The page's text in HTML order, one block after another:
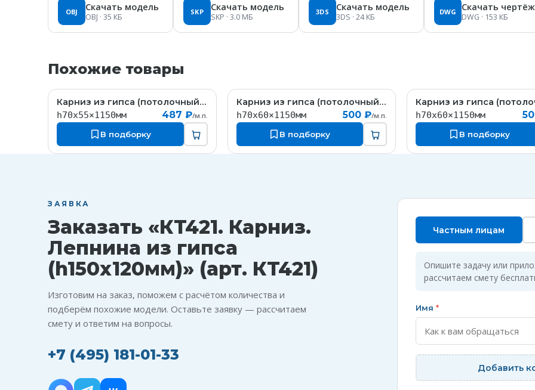
OBJ Скачать модель
OBJ · 35 КБ
SKP Скачать модель
SKP · 3.0 МБ
3DS Скачать модель
3DS · 24 КБ
DWG Скачать чертёж
DWG · 153 КБ
Похожие товары
KT058Карниз из гипса (потолочный плинтус) (h70x55мм)
h70x55×1150мм
487 ₽/м.п.
В подборку
КT323Карниз из гипса (потолочный плинтус) (h70x60мм)
h70x60×1150мм
500 ₽/м.п.
В подборку
h70x60×1150мм
В подборку
ЗАЯВКА
Заказать «КT421. Карниз.
Лепнина из гипса
(h150x120мм)» (арт. КT421)
Изготовим на заказ, поможем с расчётом количества и
подберём похожие модели. Оставьте заявку — рассчитаем
смету и ответим на вопросы.
+7 (495) 181-01-33
Частным лицам
Опишите задачу или
рассчитаем смету
Имя *
Добавить